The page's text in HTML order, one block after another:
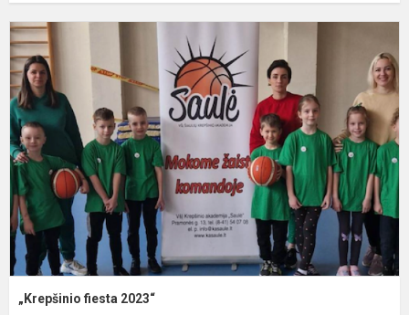
„Krepšinio fiesta 2023“